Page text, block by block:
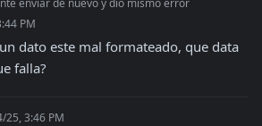
enviar de nuevo y dio mismo error
PM
dato este mal formateado, que data
falla?
25, 3:46 PM